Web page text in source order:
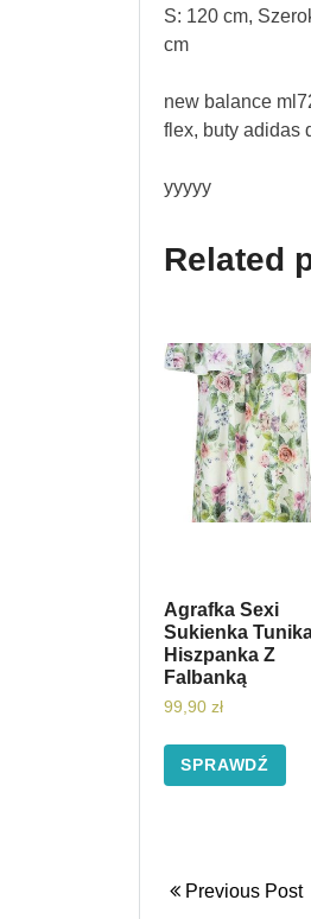
S: 120 cm,
cm
new balance
flex, buty adidas
yyyyy
Related
Agrafka Sexi
Sukienka
Hiszpanka Z
Falbanką
99,90 zł
SPRAWDŹ
Previous Post